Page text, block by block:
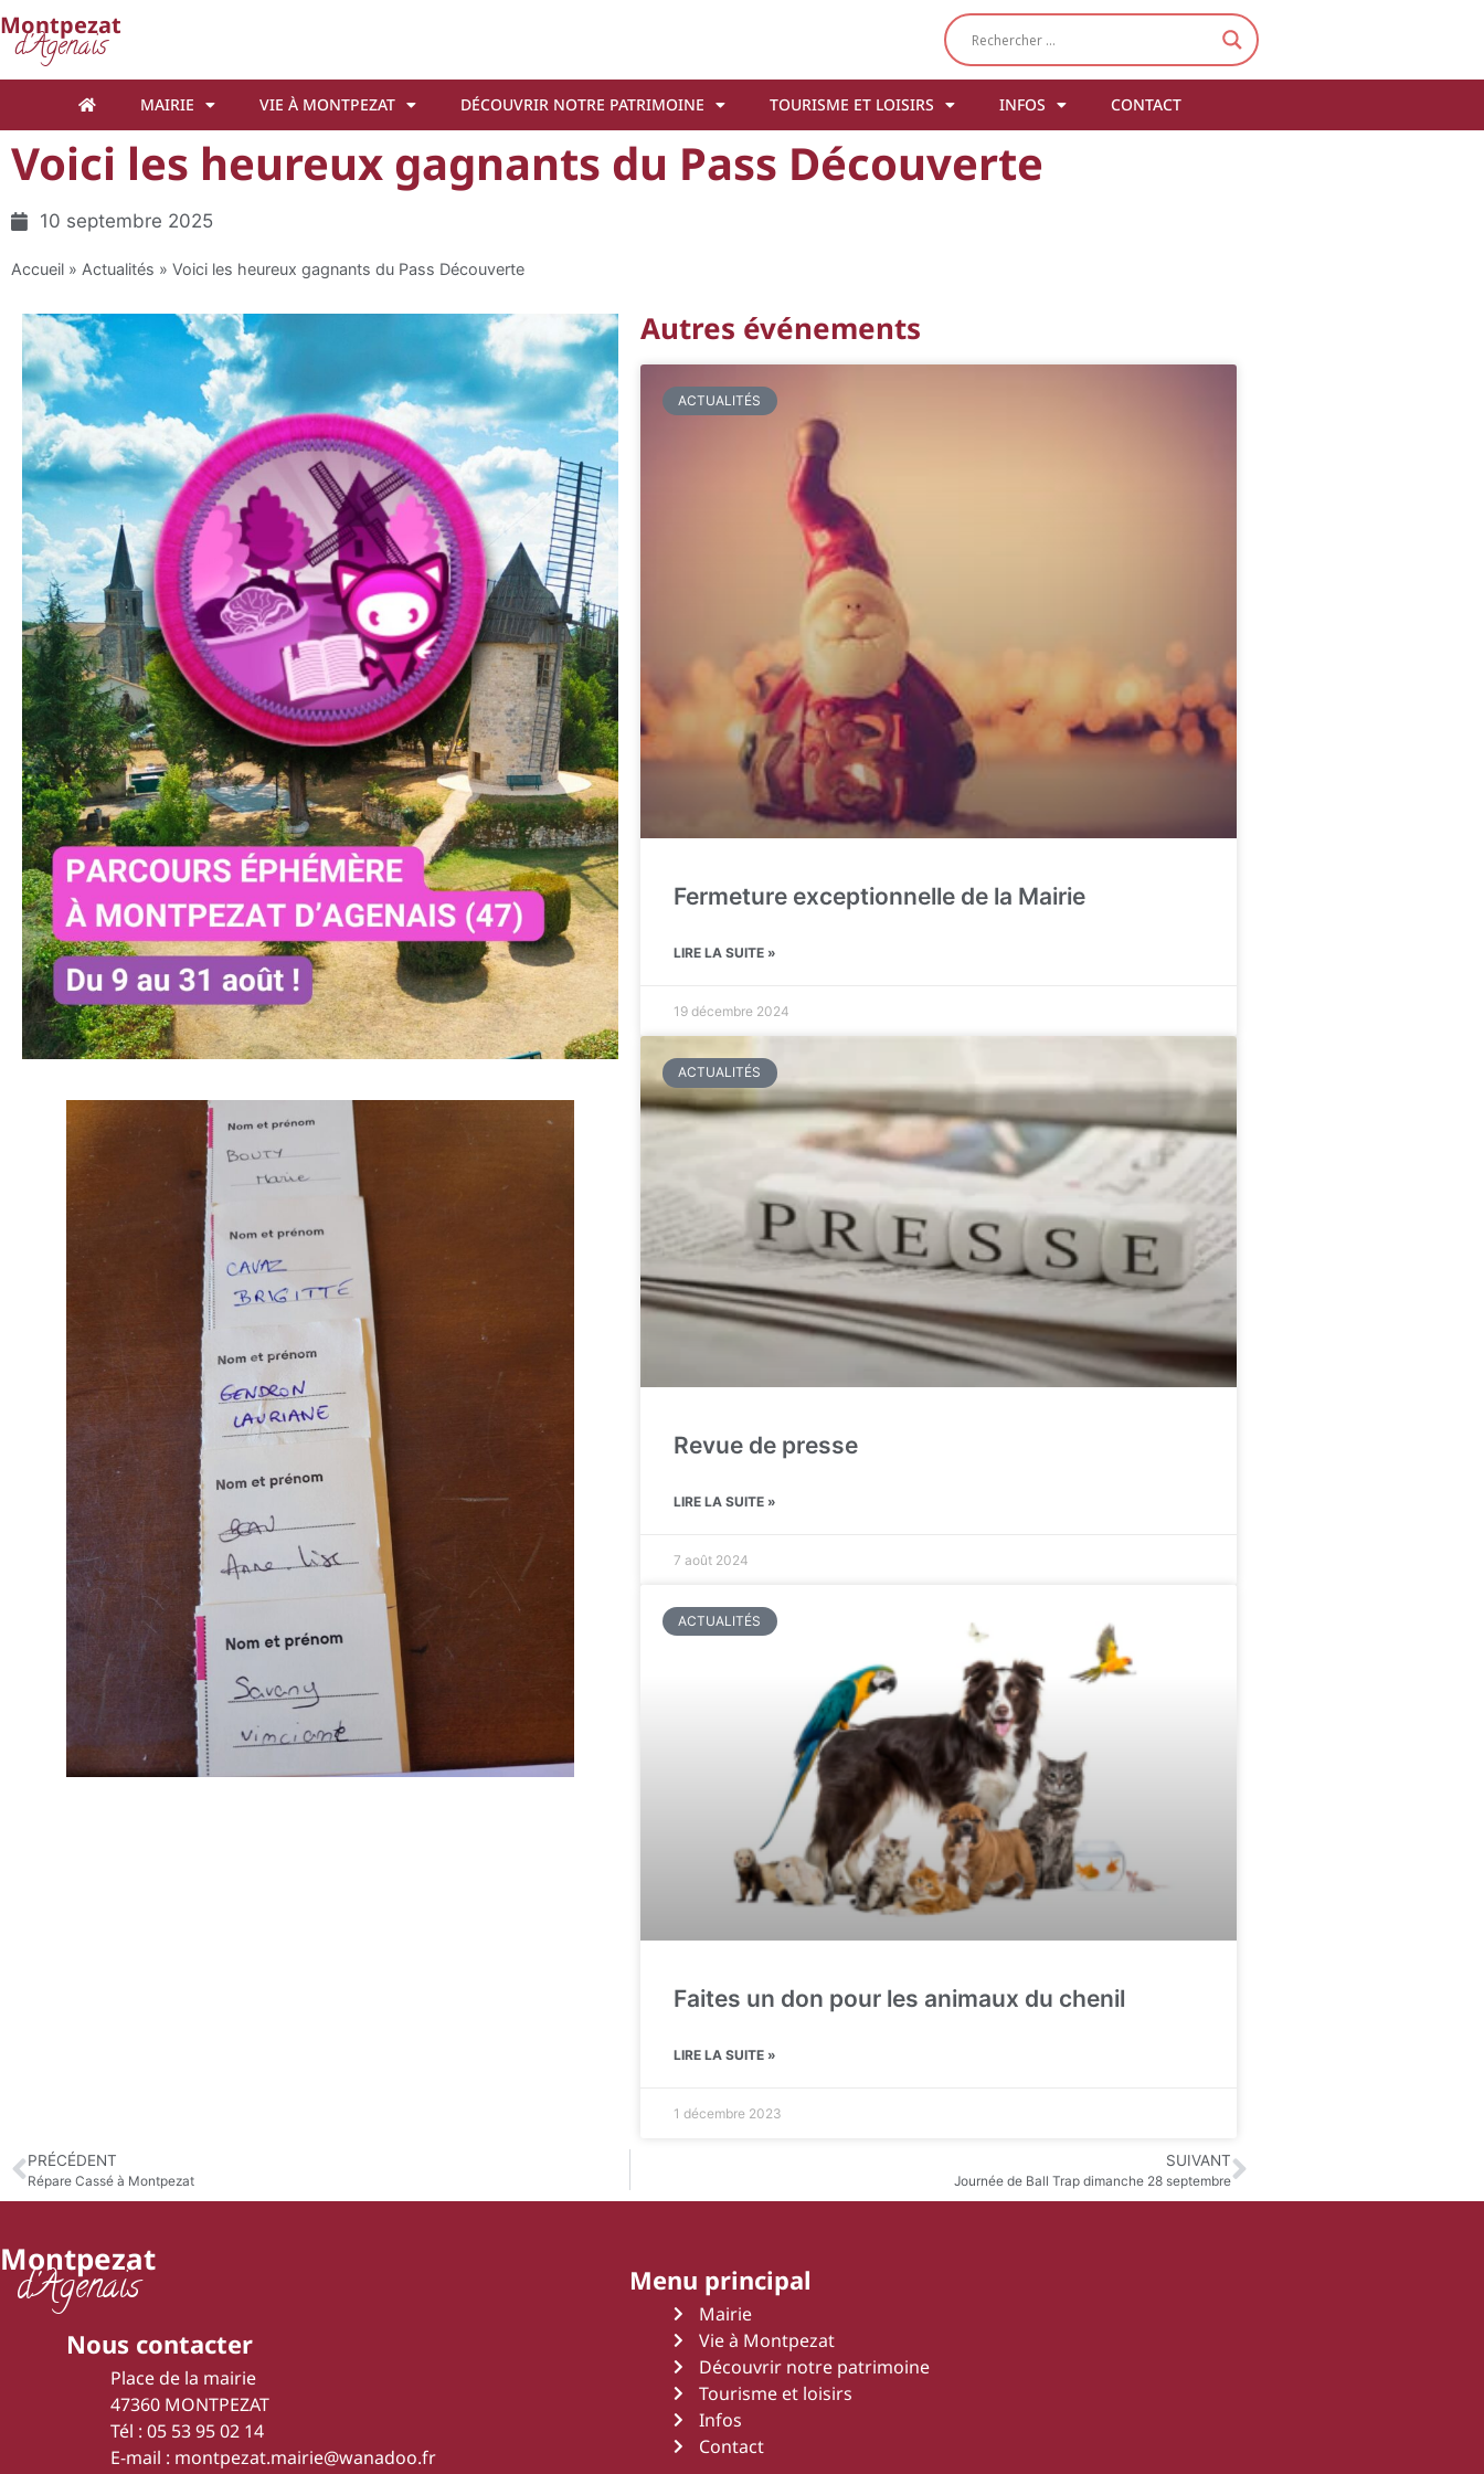
Montpezat
d'Agenais
MAIRIE VIE À MONTPEZAT DÉCOUVRIR NOTRE PATRIMOINE TOURISME ET LOISIRS INFOS CONTACT
Voici les heureux gagnants du Pass Découverte
10 septembre 2025
Accueil » Actualités » Voici les heureux gagnants du Pass Découverte
Autres événements
ACTUALITÉS
Fermeture exceptionnelle de la Mairie
LIRE LA SUITE »
19 décembre 2024
ACTUALITÉS
Revue de presse
LIRE LA SUITE »
7 août 2024
ACTUALITÉS
Faites un don pour les animaux du chenil
LIRE LA SUITE »
1 décembre 2023
PRÉCÉDENT
Répare Cassé à Montpezat
SUIVANT
Journée de Ball Trap dimanche 28 septembre
Montpezat
d'Agenais
Nous contacter
Place de la mairie
47360 MONTPEZAT
Tél : 05 53 95 02 14
E-mail : montpezat.mairie@wanadoo.fr
Menu principal
Mairie
Vie à Montpezat
Découvrir notre patrimoine
Tourisme et loisirs
Infos
Contact
Cookies management panel